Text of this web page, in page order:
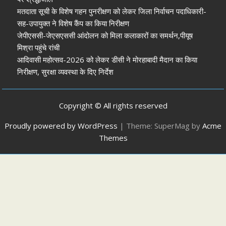
मतदाता सूची के विशेष गहन पुनरीक्षण को लेकर जिला निर्वाचन पदाधिकारी-
सह-उपायुक्त ने विशेष कैंप का किया निरीक्षण
जेपीएससी-जेएसएससी आंदोलन को मिला कलाकारों का समर्थन,पीयूष
मिश्रा पहुंचे रांची
आदिवासी महोत्सव-2026 को लेकर डीसी ने मोरहाबादी मैदान का किया
निरीक्षण, सुरक्षा व्यवस्था के दिए निर्देश
Copyright © All rights reserved
Proudly powered by WordPress | Theme: SuperMag by Acme
Themes